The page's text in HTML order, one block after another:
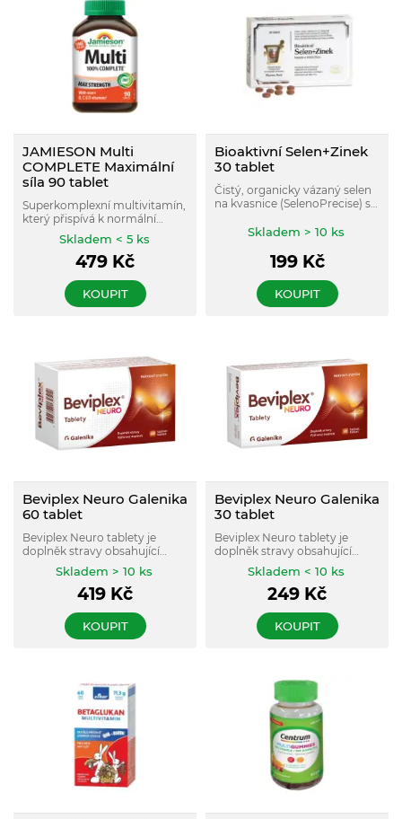
JAMIESON Multi
COMPLETE Maximální
síla 90 tablet
Superkomplexní multivitamín,
který přispívá k normální
funkci imunitního systému, k
ochraně buněk před
oxidativním stresem, k
soustavy.
Skladem < 5 ks
479 Kč
KOUPIT
Bioaktivní Selen+Zinek
30 tablet
Čistý, organicky vázaný selen
na kvasnice (SelenoPrecise) se
Skladem > 10 ks
199Kč
KOUPIT
Beviplex Neuro Galenika
60 tablet
Beviplex Neuro tablety je
doplněk stravy obsahující
kyselinu alfa-lipoovou, uridin
fosfát, cytidin fosfát a vitaminy
skupiny B, navržený tak, aby
zlepšoval psychologické
funkce a poskytoval
Skladem > 10 ks
419 Kč
KOUPIT
Beviplex Neuro Galenika
30 tablet
Beviplex Neuro tablety je
doplněk stravy obsahující
kyselinu alfa-lipoovou, uridin
fosfát, cytidin fosfát a vitaminy
skupiny B, navržený tak, aby
zlepšoval psychologické
funkce a poskytoval
Skladem < 10 ks
249 Kč
KOUPIT